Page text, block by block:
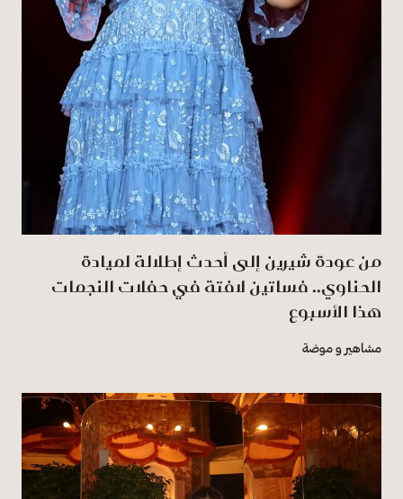
من عودة شيرين إلى أحدث إطلالة لميادة
الحناوي.. فساتين لافتة في حفلات النجمات
هذا الأسبوع
مشاهير و موضة